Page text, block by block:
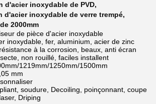
d'acier inoxydable de PVD,
d'acier inoxydable de verre trempé,
2000mm
de pièce d'acier inoxydable
inoxydable, fer, aluminium, acier de zinc
à la corrosion, beaux, anti écran
non rouillé, faciles installent
1219mm/1250mm/1500mm
mm
soudure, Decoiling, poinçonnant, coupe
Driping